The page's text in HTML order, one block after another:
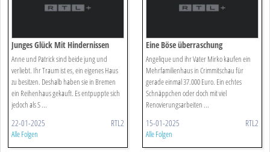
Junges Glück Mit Hindernissen
Anne und Patrick sind beide jung und
verliebt. Ihr Traum ist es, ein eigenes Haus
zu besitzen. Deshalb haben sie in Bremen
ein Reihenhaus gekauft. Es entpuppte sich
jedoch als S ...
22-01-2025 RTL2
Alle Folgen
Eine Böse überraschung
Angelique und ihr Vater Mirko kaufen ein
Mehrfamilienhaus in Crimmitschau für
gerade einmal 37.000 Euro. Ein echtes
Schnäppchen oder doch mit viel
Renovierungsarbeiten ...
15-01-2025 RTL2
Alle Folgen